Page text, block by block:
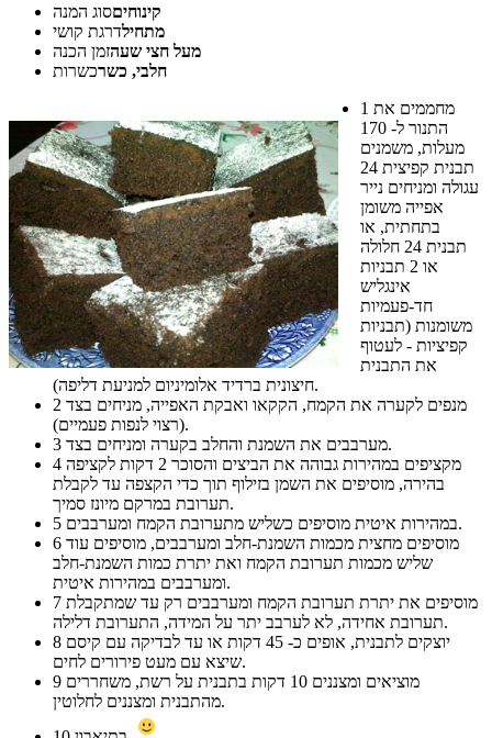
קינוחיםסוג המנה
מתחילדרגת קושי
מעל חצי שעהזמן הכנה
חלבי, כשרכשרות
1
התנור ל- 170
מעלות, משמנים
תבנית קפיצית 24
עגולה ומניחים נייר
אפייה משומן
בתחתית, או
תבנית 24 חלולה
או 2 תבניות
אינגליש
חד-פעמיות
משומנות (תבניות
קפיציות - לעטוף
את התבנית
חיצונית ברדיד אלומיניום למניעת דליפה).
2
(רצוי לנפות פעמיים).
3
מערבבים את השמנת והחלב בקערה ומניחים בצד.
4
בהירה, מוסיפים את השמן בזילוף תוך כדי הקצפה עד לקבלת
תערובת במרקם מיונז סמיך.
5
במהירות איטית מוסיפים כשליש מתערובת הקמח ומערבבים.
6
שליש מכמות תערובת הקמח ואת יתרת כמות השמנת-חלב
ומערבבים במהירות איטית.
7
תערובת אחידה, לא לערבב יתר על המידה, התערובת דלילה.
8
שיצא עם מעט פירורים לחים.
9
מהתבנית ומצננים לחלוטין.